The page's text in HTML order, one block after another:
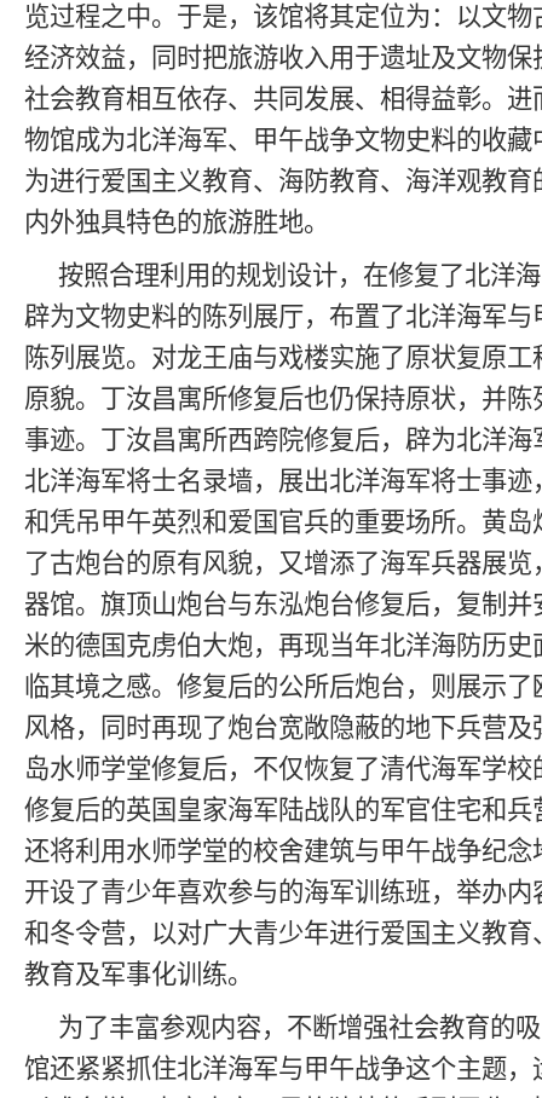
览过程之中。于是，该馆将其定位为：以文
经济效益，同时把旅游收入用于遗址及文物
社会教育相互依存、共同发展、相得益彰。
物馆成为北洋海军、甲午战争文物史料的收
为进行爱国主义教育、海防教育、海洋观教
内外独具特色的旅游胜地。
按照合理利用的规划设计，在修复了北洋
辟为文物史料的陈列展厅，布置了北洋海军
陈列展览。对龙王庙与戏楼实施了原状复原
原貌。丁汝昌寓所修复后也仍保持原状，并
事迹。丁汝昌寓所西跨院修复后，辟为北洋
北洋海军将士名录墙，展出北洋海军将士事
和凭吊甲午英烈和爱国官兵的重要场所。黄
了古炮台的原有风貌，又增添了海军兵器展
器馆。旗顶山炮台与东泓炮台修复后，复制
米的德国克虏伯大炮，再现当年北洋海防历
临其境之感。修复后的公所后炮台，则展示
风格，同时再现了炮台宽敞隐蔽的地下兵营
岛水师学堂修复后，不仅恢复了清代海军学
修复后的英国皇家海军陆战队的军官住宅和
还将利用水师学堂的校舍建筑与甲午战争纪
开设了青少年喜欢参与的海军训练班，举办
和冬令营，以对广大青少年进行爱国主义教
教育及军事化训练。
为了丰富参观内容，不断增强社会教育的
馆还紧紧抓住北洋海军与甲午战争这个主题